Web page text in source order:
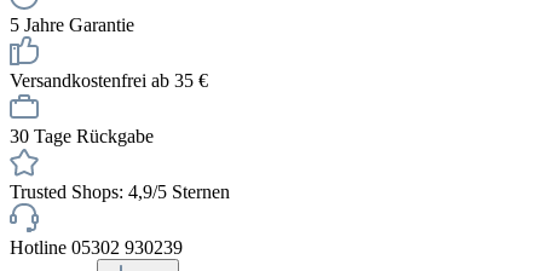
5 Jahre Garantie
Versandkostenfrei ab 35 €
30 Tage Rückgabe
Trusted Shops: 4,9/5 Sternen
Hotline 05302 930239